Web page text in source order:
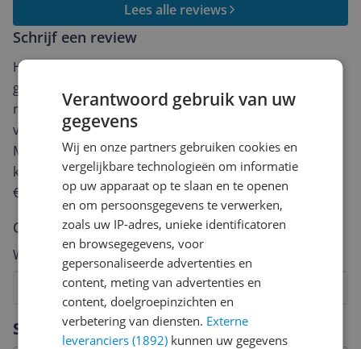
Specificaties
Lees alle reviews
Schrijf een review
Heb jij dit product in bezit en wil je graag je mening
geven? Start dan hieronder met het schrijven van je
review. Afhankelijk van de details duurt het schrijven
van een review gemiddeld tussen de 3 en 10 minuten.
Met jouw mening help je andere bezoekers een betere
keuze te maken én maak je iedere maand kans op
€250,-!
Klik hier voor de actievoorwaarden.
Cijfer
Welk cijfer geef jij dit product?
7
6
5
4
3
2
Vraag 1 van 4
Verantwoord gebruik van uw
gegevens
Wij en onze partners gebruiken cookies en
vergelijkbare technologieën om informatie
op uw apparaat op te slaan en te openen
en om persoonsgegevens te verwerken,
zoals uw IP-adres, unieke identificatoren
en browsegegevens, voor
gepersonaliseerde advertenties en
content, meting van advertenties en
content, doelgroepinzichten en
verbetering van diensten. Externe
leveranciers (1892) kunnen uw gegevens